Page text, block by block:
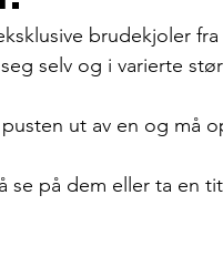
brudekjoler
selv og i varierte
ut av en og må
se på dem eller ta en